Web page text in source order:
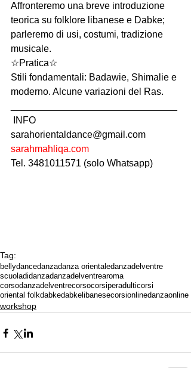
Affronteremo una breve introduzione
teorica su folklore libanese e Dabke;
parleremo di usi, costumi, tradizione
musicale.
☆Pratica☆
Stili fondamentali: Badawie, Shimalie e
moderno. Alcune variazioni del Ras.
INFO
sarahorientaldance@gmail.com
sarahmahliqa.com
Tel. 3481011571 (solo Whatsapp)
Tag:
bellydancedanzadanza orientaledanzadelventre
scuoladidanzadanzadelventrearoma
corsodanzadelventrecorsocorsiperadulticorsi
oriental folkdabkedabkelibanesecorsionlinedanzaonline
workshop